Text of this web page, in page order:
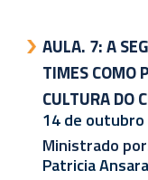
AULA. 7:A
TIMES COMO
CULTURA DO
14 de
Ministrado
Patricia